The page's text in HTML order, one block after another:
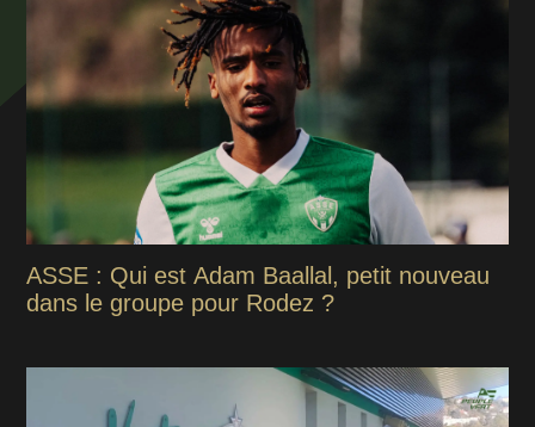
ASSE : Qui est Adam Baallal, petit nouveau
dans le groupe pour Rodez ?